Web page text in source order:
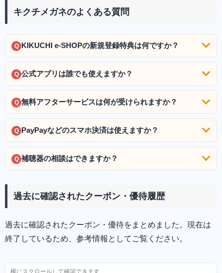
キクチメガネのよくある質問
Q KIKUCHI e-SHOPの新規登録特典は何ですか？
Q 公式アプリは誰でも使えますか？
Q 無料アフターサービスは何が受けられますか？
Q PayPayなどのスマホ決済は使えますか？
Q 補聴器の相談はできますか？
過去に確認されたクーポン・優待履歴
過去に確認されたクーポン・優待をまとめました。現在は
終了しているため、参考情報としてご覧ください。